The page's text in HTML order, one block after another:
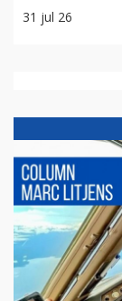
31 jul 26